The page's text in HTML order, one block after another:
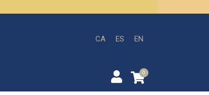
CA ES EN
0